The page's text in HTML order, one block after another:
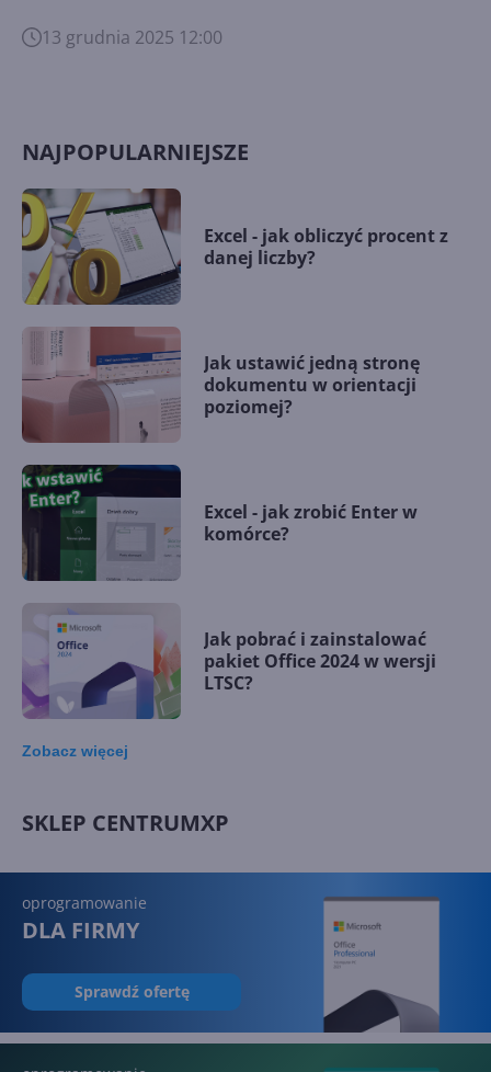
13 grudnia 2025 12:00
NAJPOPULARNIEJSZE
Excel - jak obliczyć procent z
danej liczby?
Jak ustawić jedną stronę
dokumentu w orientacji
poziomej?
Excel - jak zrobić Enter w
komórce?
Jak pobrać i zainstalować
pakiet Office 2024 w wersji
LTSC?
Ogólne klucze produktowe
Zobacz więcej
SKLEP CENTRUMXP
oprogramowanie
DLA FIRMY
Sprawdź ofertę